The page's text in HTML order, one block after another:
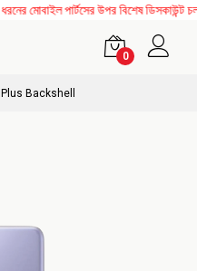
পার্টসের উপর বিশেষ ডিসকাউন্ট
0
Backshell